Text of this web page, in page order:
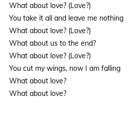
What about love? (Love?)
You take it all and leave me nothing
What about love? (Love?)
What about us to the end?
What about love? (Love?)
You cut my wings, now I am falling
What about love?
What about love?